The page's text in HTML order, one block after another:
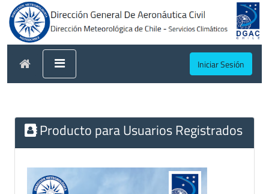
Iniciar Sesión
Producto para Usuarios Registrados